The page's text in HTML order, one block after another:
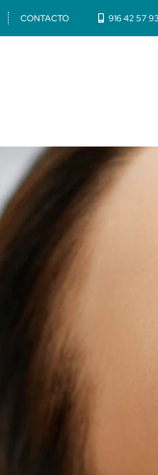
CONTACTO 916 42 57 93